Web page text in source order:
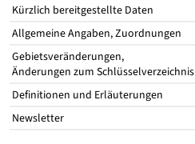
Kürzlich bereitgestellte Daten
Allgemeine Angaben, Zuordnungen
Gebietsveränderungen,
Änderungen zum Schlüsselverzeichnis
Definitionen und Erläuterungen
Newsletter